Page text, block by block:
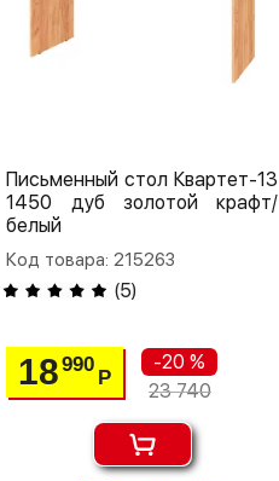
Письменный стол Квартет-13
1450 дуб золотой крафт/
белый
Код товара: 215263
(5)
18990
Р
-20 %
23 740